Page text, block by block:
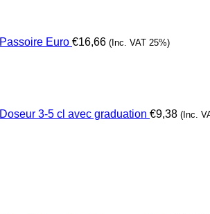
Passoire Euro €16,66 (Inc. VAT 25%)
Doseur 3-5 cl avec graduation €9,38 (Inc.